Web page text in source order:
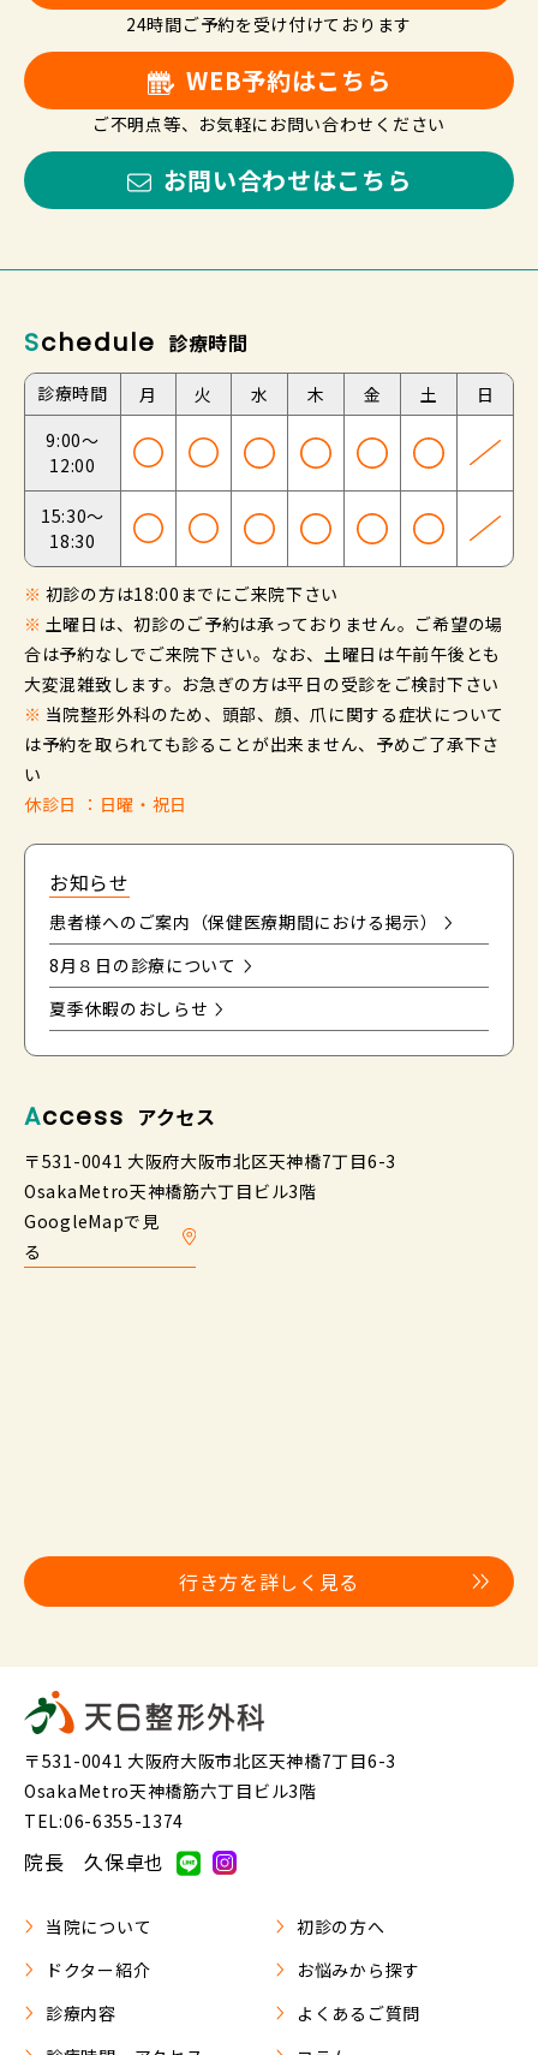
24時間ご予約を受け付けております
WEB予約はこちら
ご不明点等、お気軽にお問い合わせください
お問い合わせはこちら
Access アクセス
〒531-0041 大阪府大阪市北区天神橋7丁目6-3
OsakaMetro天神橋筋六丁目ビル3階
GoogleMapで見
る
行き方を詳しく見る
Schedule 診療時間
診療時間 月 火 水 木 金 土
日
9:00～
12:00
15:30～
18:30
※ 初診の方は18:00までにご来院下さい
※ 土曜日は、初診のご予約は承っておりません。ご希望の場
合は予約なしでご来院下さい。なお、土曜日は午前午後とも
大変混雑致します。お急ぎの方は平日の受診をご検討下さい
※ 当院整形外科のため、頭部、顔、爪に関する症状について
は予約を取られても診ることが出来ません、予めご了承下さ
い
休診日 ：日曜・祝日
お知らせ
患者様へのご案内（保健医療期間における掲示）
8月８日の診療について
夏季休暇のおしらせ
〒531-0041 大阪府大阪市北区天神橋7丁目6-3
OsakaMetro天神橋筋六丁目ビル3階
TEL:06-6355-1374
院長 久保卓也
当院について
初診の方へ
ドクター紹介
お悩みから探す
診療内容
よくあるご質問